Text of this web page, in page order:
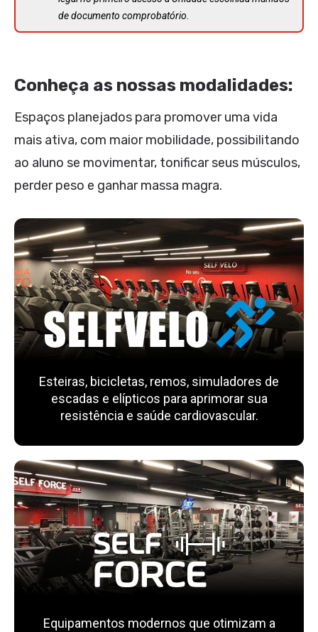
de documento comprobatório.
Conheça as nossas modalidades:
Espaços planejados para promover uma vida
mais ativa, com maior mobilidade, possibilitando
ao aluno se movimentar, tonificar seus músculos,
perder peso e ganhar massa magra.
Esteiras, bicicletas, remos, simuladores de
escadas e elípticos para aprimorar sua
resistência e saúde cardiovascular.
Equipamentos modernos que otimizam a